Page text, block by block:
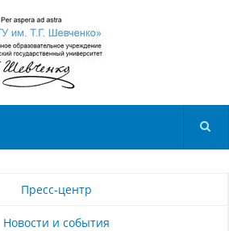
Пресс-центр
Новости и события